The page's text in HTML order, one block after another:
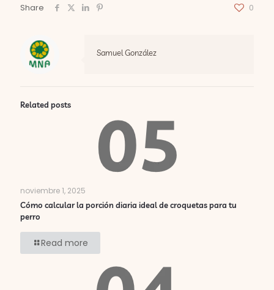
Share 0
Samuel González
Related posts
noviembre 1, 2025
Cómo calcular la porción diaria ideal de croquetas para tu
perro
Read more